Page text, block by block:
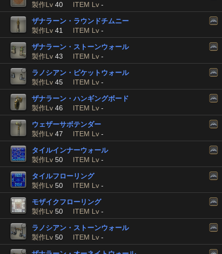
製作Lv 40 ITEM Lv -
ザナラーン・ラウンドチムニー
製作Lv 41 ITEM Lv -
ザナラーン・ストーンウォール
製作Lv 43 ITEM Lv -
ラノシアン・ピケットウォール
製作Lv 45 ITEM Lv -
ザナラーン・ハンギングボード
製作Lv 46 ITEM Lv -
ウェザーサボテンダー
製作Lv 47 ITEM Lv -
タイルインナーウォール
製作Lv 50 ITEM Lv -
タイルフローリング
製作Lv 50 ITEM Lv -
モザイクフローリング
製作Lv 50 ITEM Lv -
ラノシアン・ストーンウォール
製作Lv 50 ITEM Lv -